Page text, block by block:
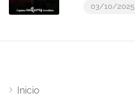
03/10/2025
Inicio